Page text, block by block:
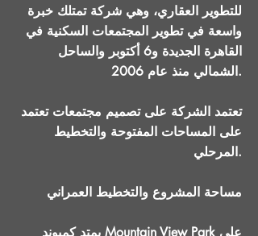
للتطوير العقاري، وهي شركة تمتلك خبرة
واسعة في تطوير المجتمعات السكنية في
القاهرة الجديدة و6 أكتوبر والساحل
الشمالي منذ عام 2006.
تعتمد الشركة على تصميم مجتمعات تعتمد
على المساحات المفتوحة والتخطيط
المرحلي.
مساحة المشروع والتخطيط العمراني
يمتد كمبوند Mountain View Park على